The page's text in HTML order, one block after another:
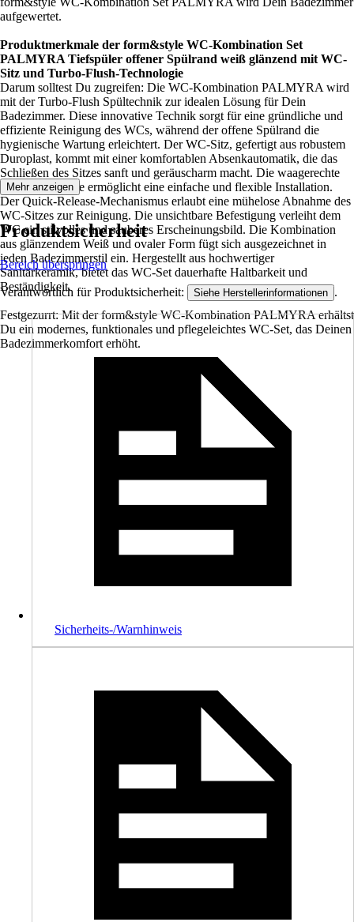
aufgewertet.
Produktmerkmale der form&style WC-Kombination Set
PALMYRA Tiefspüler offener Spülrand weiß glänzend mit WC-
Sitz und Turbo-Flush-Technologie
Darum solltest Du zugreifen: Die WC-Kombination PALMYRA wird
mit der Turbo-Flush Spültechnik zur idealen Lösung für Dein
Badezimmer. Diese innovative Technik sorgt für eine gründliche und
effiziente Reinigung des WCs, während der offene Spülrand die
hygienische Wartung erleichtert. Der WC-Sitz, gefertigt aus robustem
Duroplast, kommt mit einer komfortablen Absenkautomatik, die das
Schließen des Sitzes sanft und geräuscharm macht. Die waagerechte
Abgangsvariante ermöglicht eine einfache und flexible Installation.
Der Quick-Release-Mechanismus erlaubt eine mühelose Abnahme des
WC-Sitzes zur Reinigung. Die unsichtbare Befestigung verleiht dem
WC ein stilvolles und sauberes Erscheinungsbild. Die Kombination
aus glänzendem Weiß und ovaler Form fügt sich ausgezeichnet in
jeden Badezimmerstil ein. Hergestellt aus hochwertiger
Sanitärkeramik, bietet das WC-Set dauerhafte Haltbarkeit und
Beständigkeit.
Festgezurrt: Mit der form&style WC-Kombination PALMYRA erhältst
Du ein modernes, funktionales und pflegeleichtes WC-Set, das Deinen
Badezimmerkomfort erhöht.
Mehr anzeigen
Produktsicherheit
Bereich überspringen
Verantwortlich für Produktsicherheit: Siehe Herstellerinformationen .
Sicherheits-/Warnhinweis